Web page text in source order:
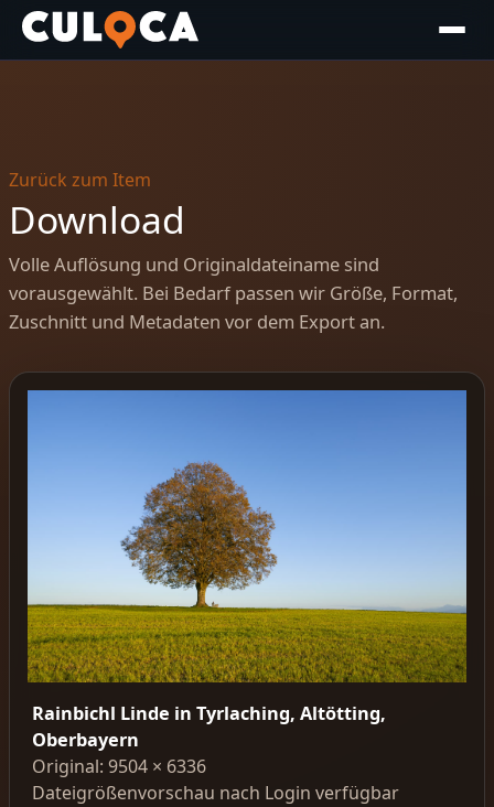
Zurück zum Item
Download
Volle Auflösung und Originaldateiname sind
vorausgewählt. Bei Bedarf passen wir Größe, Format,
Zuschnitt und Metadaten vor dem Export an.
Rainbichl Linde in Tyrlaching, Altötting,
Oberbayern
Original: 9504 × 6336
Dateigrößenvorschau nach Login verfügbar